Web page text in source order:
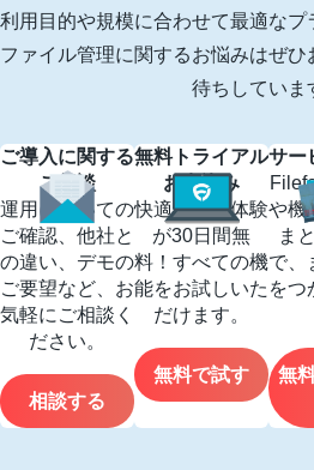
利用目的や規模に合わせて最適なプ
ファイル管理に関するお悩みはぜ
待ちしていま
ご導入に関する
ご相談
運用についての
ご確認、他社と
の違い、デモの
ご要望など、お
気軽にご相談く
ださい。
相談する
無料トライアル
お申込み
快適な操作体験
が30日間無
料！すべての機
能をお試しいた
だけます。
無料で試す
サー
や機
ま
で、
をつ
無